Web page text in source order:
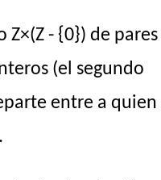
- {0}) de pares
(el segundo
entre a quien